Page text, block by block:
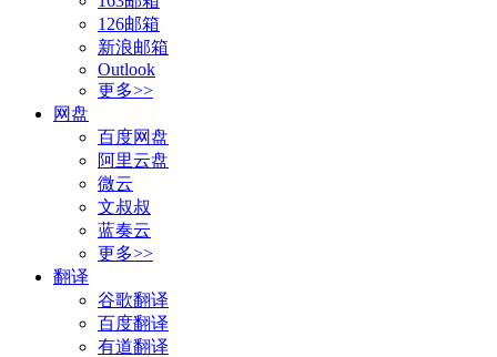
126邮箱
新浪邮箱
Outlook
更多>>
网盘
百度网盘
阿里云盘
微云
文叔叔
蓝奏云
更多>>
翻译
谷歌翻译
百度翻译
有道翻译